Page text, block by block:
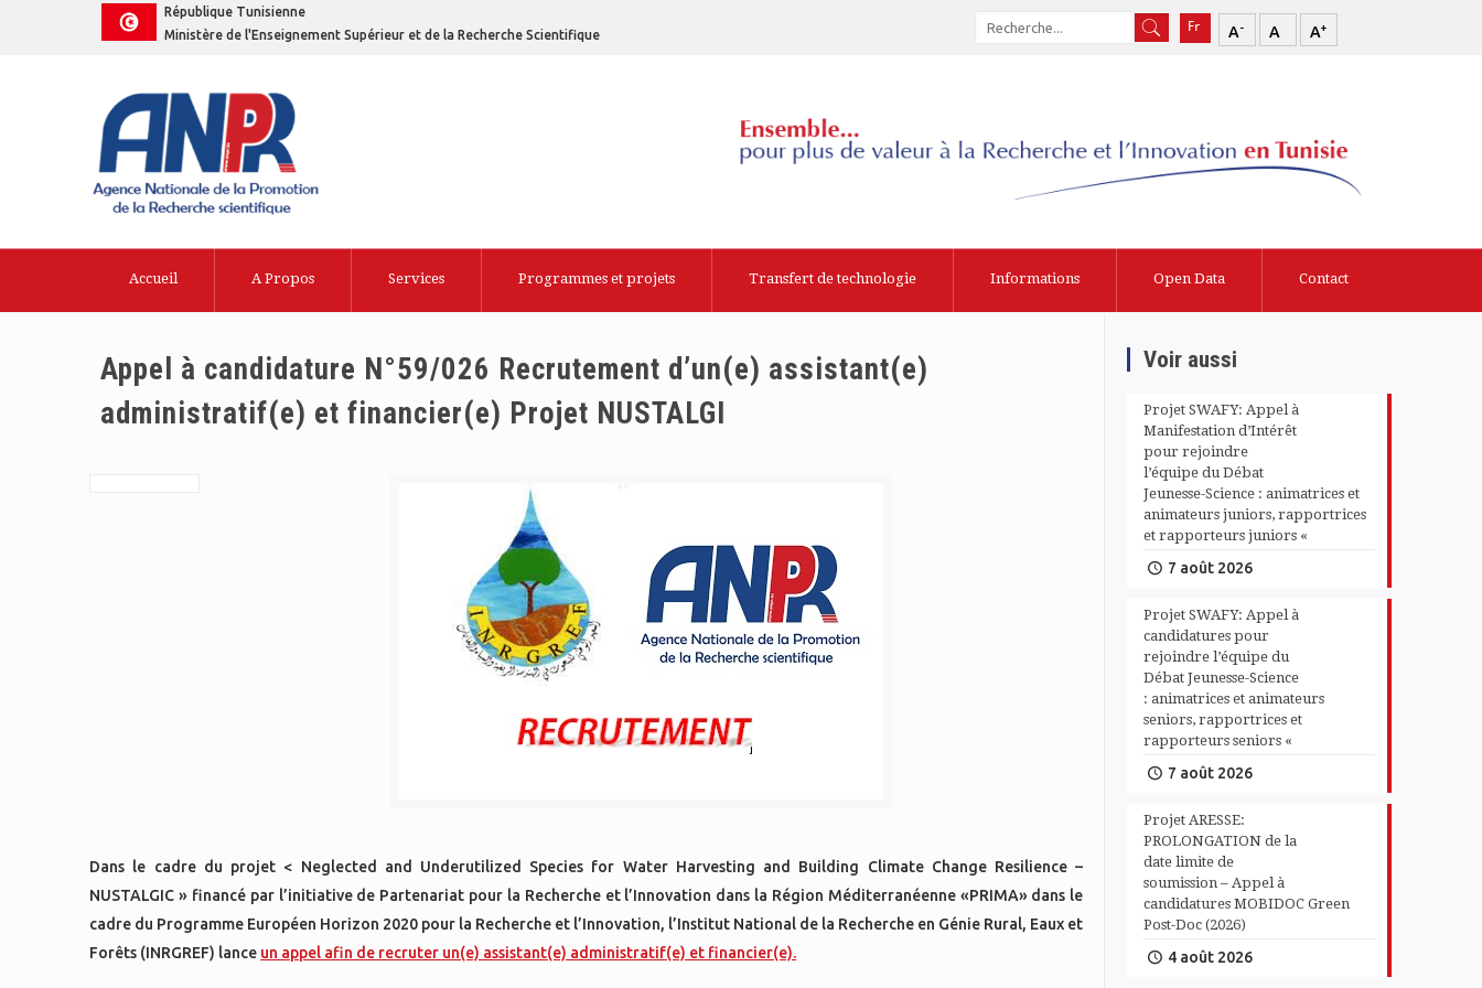
République Tunisienne
Ministère de l'Enseignement Supérieur et de la Recherche Scientifique
A- A A+
Accueil A Propos Services Programmes et projets Transfert de technologie Informations Open Data Contact
Appel à candidature N°59/026 Recrutement d’un(e) assistant(e)
administratif(e) et financier(e) Projet NUSTALGI
Dans le cadre du projet < Neglected and Underutilized Species for Water Harvesting and Building Climate Change Resilience –
NUSTALGIC » financé par l’initiative de Partenariat pour la Recherche et l’Innovation dans la Région Méditerranéenne «PRIMA» dans le
cadre du Programme Européen Horizon 2020 pour la Recherche et l’Innovation, l’Institut National de la Recherche en Génie Rural, Eaux et
Forêts (INRGREF) lance un appel afin de recruter un(e) assistant(e) administratif(e) et financier(е).
Voir aussi
Projet SWAFY: Appel à
Manifestation d’Intérêt
pour rejoindre
l’équipe du Débat
Jeunesse-Science : animatrices et
animateurs juniors, rapportrices
et rapporteurs juniors «
7 août 2026
Projet SWAFY: Appel à
candidatures pour
rejoindre l’équipe du
Débat Jeunesse-Science
: animatrices et animateurs
seniors, rapportrices et
rapporteurs seniors «
7 août 2026
Projet ARESSE:
PROLONGATION de la
date limite de
soumission – Appel à
candidatures MOBIDOC Green
Post-Doc (2026)
4 août 2026